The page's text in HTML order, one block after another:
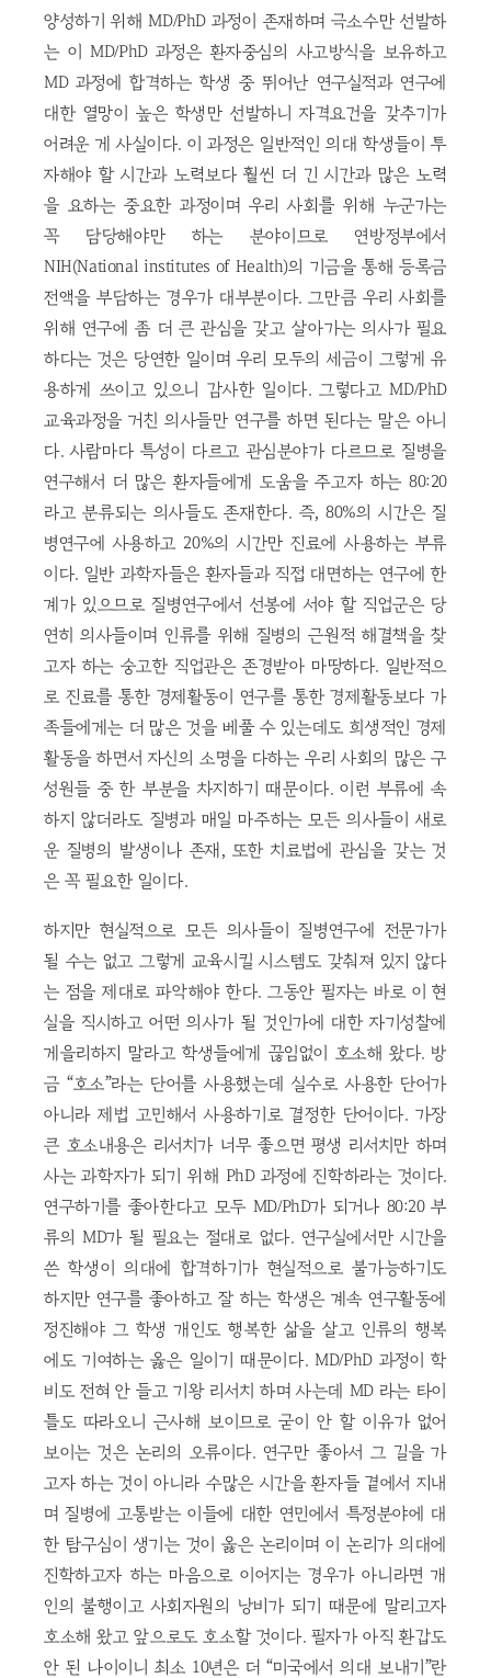
양성하기 위해 MD/PhD 과정이 존재하며 극소수만 선발하
는 이 MD/PhD 과정은 환자중심의 사고방식을 보유하고
MD 과정에 합격하는 학생 중 뛰어난 연구실적과 연구에
대한 열망이 높은 학생만 선발하니 자격요건을 갖추기가
어려운 게 사실이다. 이 과정은 일반적인 의대 학생들이 투
자해야 할 시간과 노력보다 훨씬 더 긴 시간과 많은 노력
을 요하는 중요한 과정이며 우리 사회를 위해 누군가는
꼭 담당해야만 하는 분야이므로 연방정부에서
NIH(National institutes of Health)의 기금을 통해 등록금
전액을 부담하는 경우가 대부분이다. 그만큼 우리 사회를
위해 연구에 좀 더 큰 관심을 갖고 살아가는 의사가 필요
하다는 것은 당연한 일이며 우리 모두의 세금이 그렇게 유
용하게 쓰이고 있으니 감사한 일이다. 그렇다고 MD/PhD
교육과정을 거친 의사들만 연구를 하면 된다는 말은 아니
다. 사람마다 특성이 다르고 관심분야가 다르므로 질병을
연구해서 더 많은 환자들에게 도움을 주고자 하는 80:20
라고 분류되는 의사들도 존재한다. 즉, 80%의 시간은 질
병연구에 사용하고 20%의 시간만 진료에 사용하는 부류
이다. 일반 과학자들은 환자들과 직접 대면하는 연구에 한
계가 있으므로 질병연구에서 선봉에 서야 할 직업군은 당
연히 의사들이며 인류를 위해 질병의 근원적 해결책을 찾
고자 하는 숭고한 직업관은 존경받아 마땅하다. 일반적으
로 진료를 통한 경제활동이 연구를 통한 경제활동보다 가
족들에게는 더 많은 것을 베풀 수 있는데도 희생적인 경제
활동을 하면서 자신의 소명을 다하는 우리 사회의 많은 구
성원들 중 한 부분을 차지하기 때문이다. 이런 부류에 속
하지 않더라도 질병과 매일 마주하는 모든 의사들이 새로
운 질병의 발생이나 존재, 또한 치료법에 관심을 갖는 것
은 꼭 필요한 일이다.
하지만 현실적으로 모든 의사들이 질병연구에 전문가가
될 수는 없고 그렇게 교육시킬 시스템도 갖춰져 있지 않다
는 점을 제대로 파악해야 한다. 그동안 필자는 바로 이 현
실을 직시하고 어떤 의사가 될 것인가에 대한 자기성찰에
게을리하지 말라고 학생들에게 끊임없이 호소해 왔다. 방
금 “호소”라는 단어를 사용했는데 실수로 사용한 단어가
아니라 제법 고민해서 사용하기로 결정한 단어이다. 가장
큰 호소내용은 리서치가 너무 좋으면 평생 리서치만 하며
사는 과학자가 되기 위해 PhD 과정에 진학하라는 것이다.
연구하기를 좋아한다고 모두 MD/PhD가 되거나 80:20 부
류의 MD가 될 필요는 절대로 없다. 연구실에서만 시간을
쓴 학생이 의대에 합격하기가 현실적으로 불가능하기도
하지만 연구를 좋아하고 잘 하는 학생은 계속 연구활동에
정진해야 그 학생 개인도 행복한 삶을 살고 인류의 행복
에도 기여하는 옳은 일이기 때문이다. MD/PhD 과정이 학
비도 전혀 안 들고 기왕 리서치 하며 사는데 MD 라는 타이
틀도 따라오니 근사해 보이므로 굳이 안 할 이유가 없어
보이는 것은 논리의 오류이다. 연구만 좋아서 그 길을 가
고자 하는 것이 아니라 수많은 시간을 환자들 곁에서 지내
며 질병에 고통받는 이들에 대한 연민에서 특정분야에 대
한 탐구심이 생기는 것이 옳은 논리이며 이 논리가 의대에
진학하고자 하는 마음으로 이어지는 경우가 아니라면 개
인의 불행이고 사회자원의 낭비가 되기 때문에 말리고자
호소해 왔고 앞으로도 호소할 것이다. 필자가 아직 환갑도
안 된 나이이니 최소 10년은 더 “미국에서 의대 보내기”란